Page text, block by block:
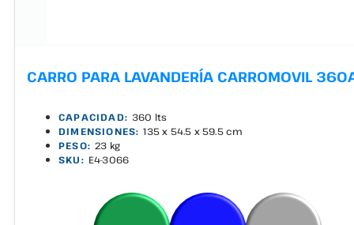
CARRO PARA LAVANDERÍA CARROMOVIL
CAPACIDAD: 360 lts
DIMENSIONES: 135 x 54.5 x 59.5 cm
PESO: 23 kg
SKU: E4-3066